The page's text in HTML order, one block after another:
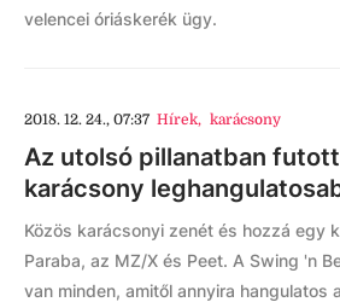
velencei óriáskerék ügy.
2018. 12. 24., 07:37 Hírek, karácsony
Az utolsó pillanatban
karácsony
Közös karácsonyi zenét és hozzá egy
Paraba, az MZ/X és Peet. A Swing 'n
van minden, amitől annyira hangulatos